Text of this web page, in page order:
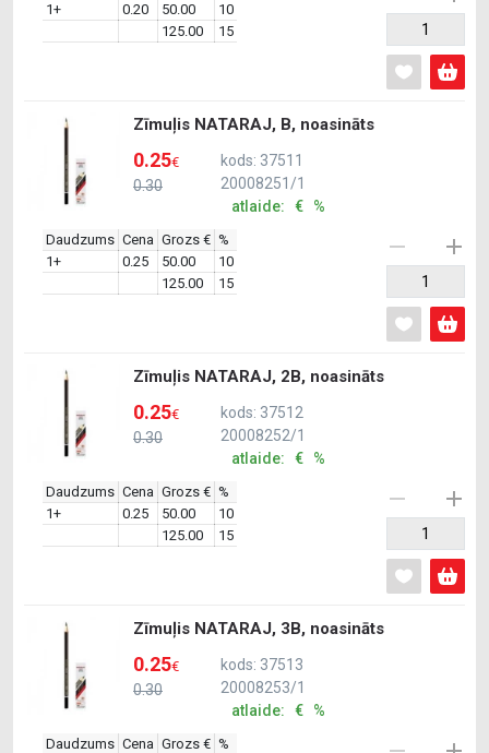
1+
0.20 50.00
10
125.00
15
Zīmuļis NATARAJ, B, noasināts
0.30
0.25€
kods: 37511
20008251/1
atlaide: € %
Daudzums Cena Grozs € %
1+
0.25 50.00
10
125.00
15
Zīmuļis NATARAJ, 2B, noasināts
0.30
0.25€
kods: 37512
20008252/1
atlaide: € %
Daudzums Cena Grozs € %
1+
0.25 50.00
10
125.00
15
Zīmuļis NATARAJ, 3B, noasināts
0.30
0.25€
kods: 37513
20008253/1
atlaide: € %
Daudzums Cena Grozs € %